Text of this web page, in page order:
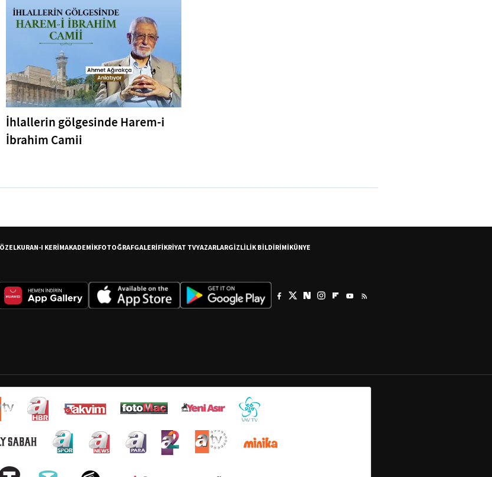
İhlallerin gölgesinde Harem-i
İbrahim Camii
KURAN-I KERİMAKADEMİKFOTOĞRAFGALERİFİKRİYAT TVYAZARLARGİZLİLİK BİLDİRİMİKÜNYE